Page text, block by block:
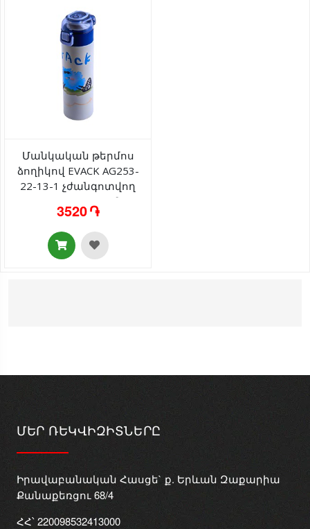
Մանկական թերմոս
ձողիկով EVACK AG253-
22-13-1 չժանգոտվող
պողպատ 500մլ
3520 ֏
ՄԵՐ ՌԵԿՎԻԶԻՏՆԵՐԸ
Իրավաբանական Հասցե` ք. Երևան Զաքարիա
Քանաքեռցու 68/4
ՀՀ՝ 220098532413000